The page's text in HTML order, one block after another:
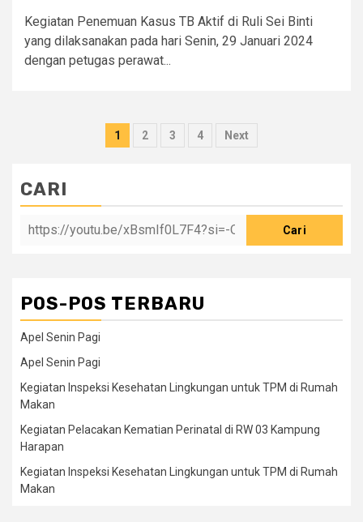
Kegiatan Penemuan Kasus TB Aktif di Ruli Sei Binti
yang dilaksanakan pada hari Senin, 29 Januari 2024
dengan petugas perawat...
Paginasi
1 2 3 4 Next
CARI
Cari
POS-POS TERBARU
Apel Senin Pagi
Apel Senin Pagi
Kegiatan Inspeksi Kesehatan Lingkungan untuk TPM di Rumah
Makan
Kegiatan Pelacakan Kematian Perinatal di RW 03 Kampung
Harapan
Kegiatan Inspeksi Kesehatan Lingkungan untuk TPM di Rumah
Makan